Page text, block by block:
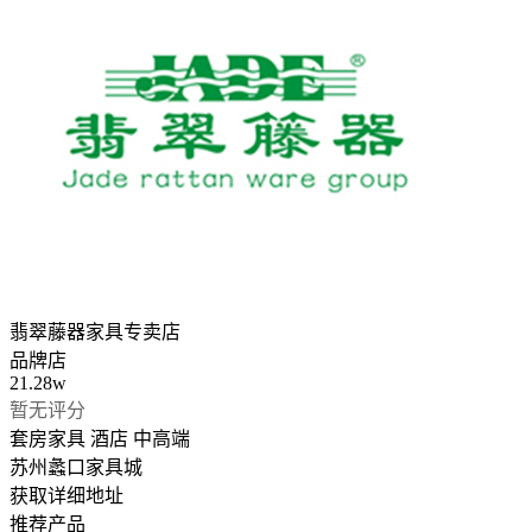
翡翠藤器家具专卖店
品牌店
21.28w
暂无评分
套房家具 酒店 中高端
苏州蠡口家具城
获取详细地址
推荐产品